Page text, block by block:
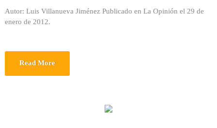
Autor: Luis Villanueva Jiménez Publicado en La Opinión el 29 de
enero de 2012.
Read More